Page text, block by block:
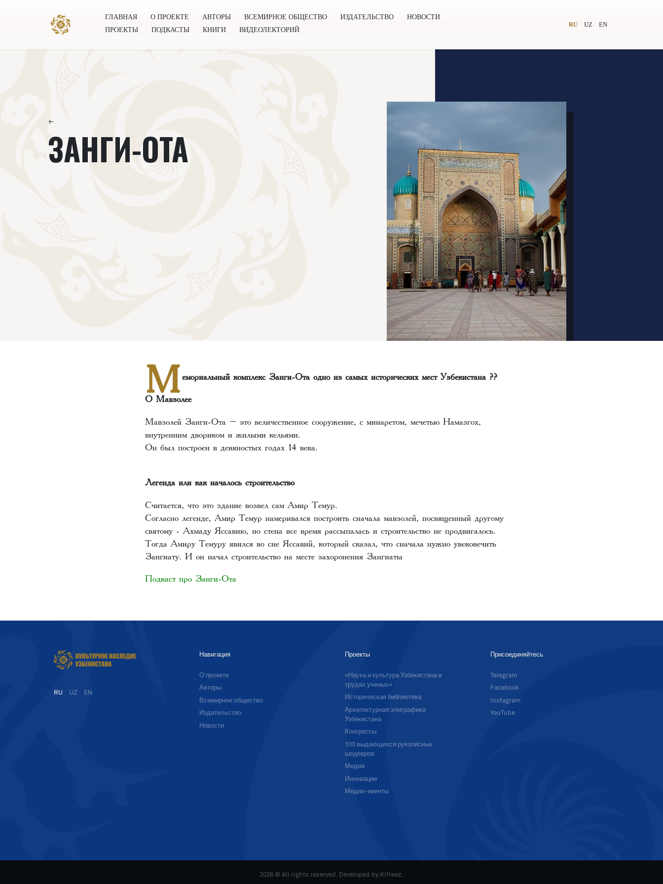
ГЛАВНАЯ О ПРОЕКТЕ АВТОРЫ ВСЕМИРНОЕ ОБЩЕСТВО ИЗДАТЕЛЬСТВО
НОВОСТИ
ПРОЕКТЫ
ПОДКАСТЫ КНИГИ ВИДЕОЛЕКТОРИЙ
RU UZ EN
←
ЗАНГИ-ОТА
Мемориальный комплекс Занги-Ота одно из самых исторических мест Узбекистана ??
О Мавзолее
Мавзолей Занги-Ота – это величественное сооружение, с минаретом, мечетью Намазгох,
внутренним двориком и жилыми кельями.
Он был построен в девяностых годах 14 века.
Легенда или как началось строительство
Считается, что это здание возвел сам Амир Темур.
Согласно легенде, Амир Темур намеривался построить сначала мавзолей, посвященный другому
святому - Ахмаду Яссавию, но стена все время рассыпалась и строительство не продвигалось.
Тогда Амиру Темуру явился во сне Яссавий, который сказал, что сначала нужно увековечить
Зангиату. И он начал строительство на месте захоронения Зангиаты
Подкаст про Занги-Ота
RU UZ EN
Навигация
О проекте
Авторы
Всемирное общество
Издательство
Новости
Проекты
«Наука и культура Узбекистана в
трудах ученых»
Историческая библиотека
Архитектурная эпиграфика
Узбекистана
Конгрессы
100 выдающихся рукописных
шедевров
Медиа
Инновации
Медиа-ивенты
Присоединяйтесь
Telegram
Facebook
Instagram
YouTube
2026 © All rights reserved. Developed by Kifreez.